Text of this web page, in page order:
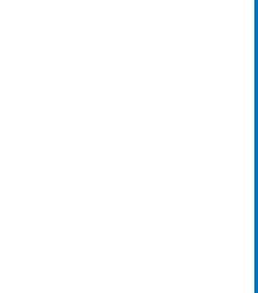
み平成24年2月1日現
。また、衣服は繊維
み平成24年2月1日現
。また、衣服は繊維